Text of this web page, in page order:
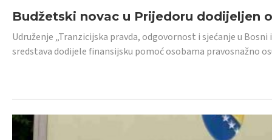
Budžetski novac u Prijedoru dodijeljen
Udruženje „Tranzicijska pravda, odgovornost i sjećanje u
sredstava dodijele finansijsku pomoć osobama pravosnažno